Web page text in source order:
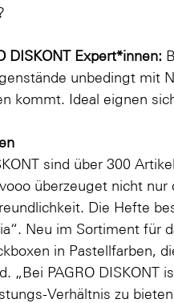
DISKONT Expert*innen:
unbedingt mit
kommt. Ideal eignen
sind über 300
überzeuget nicht
Die Hefte
Neu im Sortiment für
in Pastellfarben,
„Bei PAGRO
Verhältnis zu